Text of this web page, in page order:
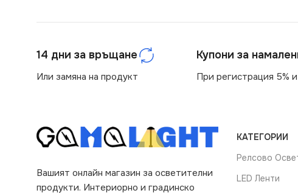
14 дни за връщане
Или замяна на продукт
Купони за
При регистрация 5%
Вашият онлайн магазин за осветителни
продукти. Интериорно и градинско
КАТЕГОРИИ
Релсово
LED Ленти